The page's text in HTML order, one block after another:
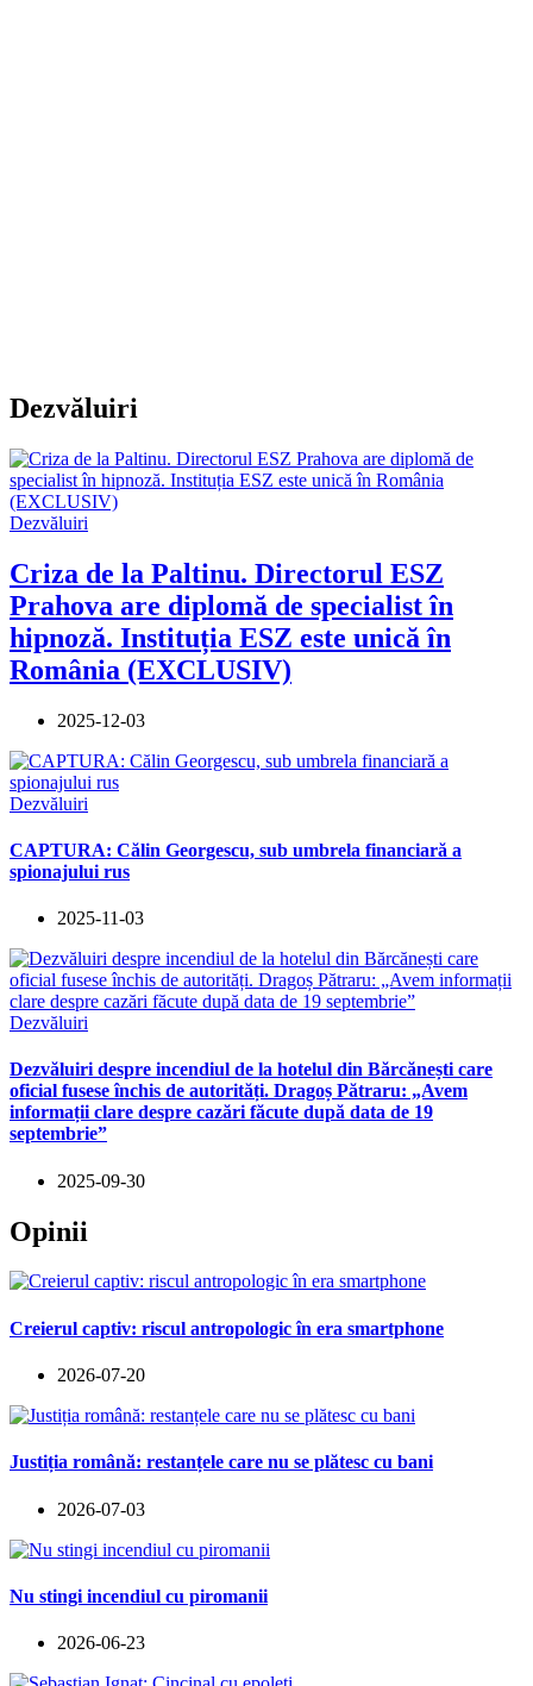
Dezvăluiri
Dezvăluiri
Criza de la Paltinu. Directorul ESZ
Prahova are diplomă de specialist în
hipnoză. Instituția ESZ este unică în
România (EXCLUSIV)
2025-12-03
Dezvăluiri
CAPTURA: Călin Georgescu, sub umbrela financiară a
spionajului rus
2025-11-03
Dezvăluiri
Dezvăluiri despre incendiul de la hotelul din Bărcănești care
oficial fusese închis de autorități. Dragoș Pătraru: „Avem
informații clare despre cazări făcute după data de 19
septembrie”
2025-09-30
Opinii
Creierul captiv: riscul antropologic în era smartphone
2026-07-20
Justiția română: restanțele care nu se plătesc cu bani
2026-07-03
Nu stingi incendiul cu piromanii
2026-06-23